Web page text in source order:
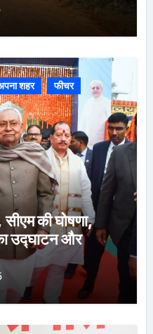
शहर फीचर
सीएम की घोषणा,
उद्घाटन और